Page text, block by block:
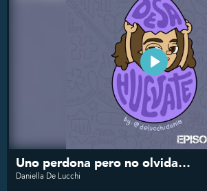
Uno perdona pero no olvida…
Daniella De Lucchi